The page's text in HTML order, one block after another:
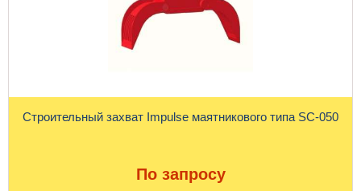
Строительный захват Impulse маятникового типа SC-050
По запросу